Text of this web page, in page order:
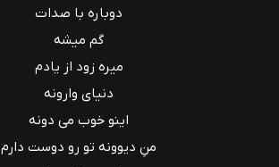
دوباره با صدات
گم میشه
میره زود از یادم
دنیای وارونه
اینو خوب می دونه
منِ دیوونه تو رو دوست دارم